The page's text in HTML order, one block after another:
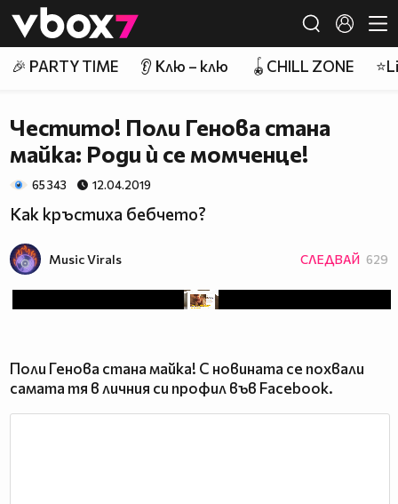
👾
🎉 PARTY TIME 👂 Клю – клю 🪀CHILL ZONE
Честито! Поли Генова стана
майка: Роди ѝ се момченце!
65 343 12.04.2019
Как кръстиха бебчето?
Music Virals СЛЕДВАЙ 629
Поли Генова стана майка! С новината се похвали
самата тя в личния си профил във Facebook.